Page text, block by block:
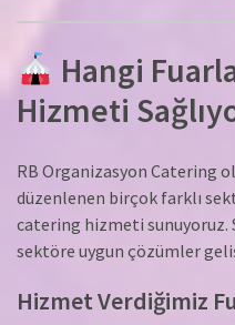
Hangi
Hizmeti
RB Organizasyon Catering
düzenlenen birçok farklı
catering hizmeti sunuyoruz.
sektöre uygun çözümler
Hizmet Verdiğimiz